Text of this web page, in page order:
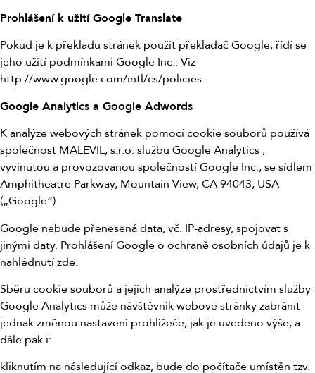
Prohlášení k užití Google Translate
Pokud je k překladu stránek použit překladač Google, řídí se
jeho užití podmínkami Google Inc.: Viz
http://www.google.com/intl/cs/policies.
Google Analytics a Google Adwords
K analýze webových stránek pomocí cookie souborů používá
společnost MALEVIL, s.r.o. službu Google Analytics ,
vyvinutou a provozovanou společností Google Inc., se sídlem
Amphitheatre Parkway, Mountain View, CA 94043, USA
(„Google“).
Google nebude přenesená data, vč. IP-adresy, spojovat s
jinými daty. Prohlášení Google o ochraně osobních údajů je k
nahlédnutí zde.
Sběru cookie souborů a jejich analýze prostřednictvím služby
Google Analytics může návštěvník webové stránky zabránit
jednak změnou nastavení prohlížeče, jak je uvedeno výše, a
dále pak i:
kliknutím na následující odkaz, bude do počítače umístěn tzv.